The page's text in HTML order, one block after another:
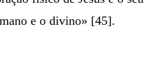
e o divino» [45].